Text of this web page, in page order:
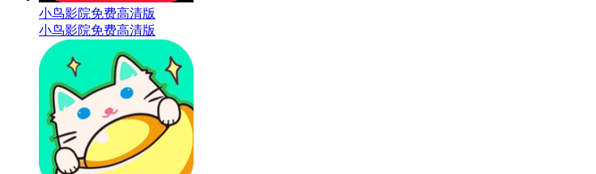
小鸟影院免费高清版
小鸟影院免费高清版